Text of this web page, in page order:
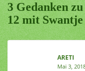
3 Gedanken
12 mit
ARETI
Mai 3,